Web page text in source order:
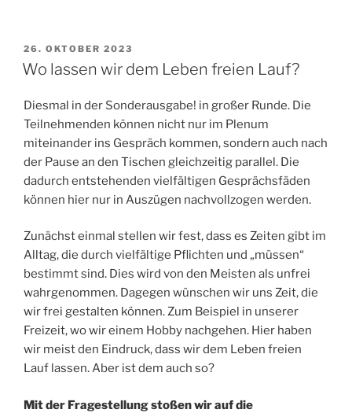
VERÖFFENTLICHT
AM
26. OKTOBER 2023
Wo lassen wir dem Leben freien Lauf?
Diesmal in der Sonderausgabe! in großer Runde. Die
Teilnehmenden können nicht nur im Plenum
miteinander ins Gespräch kommen, sondern auch nach
der Pause an den Tischen gleichzeitig parallel. Die
dadurch entstehenden vielfältigen Gesprächsfäden
können hier nur in Auszügen nachvollzogen werden.
Zunächst einmal stellen wir fest, dass es Zeiten gibt im
Alltag, die durch vielfältige Pflichten und „müssen“
bestimmt sind. Dies wird von den Meisten als unfrei
wahrgenommen. Dagegen wünschen wir uns Zeit, die
wir frei gestalten können. Zum Beispiel in unserer
Freizeit, wo wir einem Hobby nachgehen. Hier haben
wir meist den Eindruck, dass wir dem Leben freien
Lauf lassen. Aber ist dem auch so?
Mit der Fragestellung stoßen wir auf die